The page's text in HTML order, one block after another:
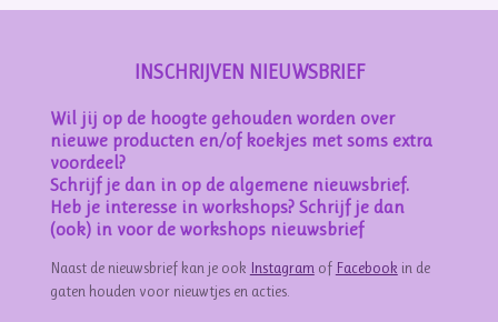
INSCHRIJVEN NIEUWSBRIEF
Wil jij op de hoogte gehouden worden over
nieuwe producten en/of koekjes met soms extra
voordeel?
Schrijf je dan in op de algemene nieuwsbrief.
Heb je interesse in workshops? Schrijf je dan
(ook) in voor de workshops nieuwsbrief
Naast de nieuwsbrief kan je ook Instagram of Facebook in de
gaten houden voor nieuwtjes en acties.